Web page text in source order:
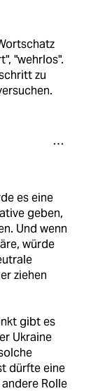
"wehrlos".
zu
es eine
geben,
Und wenn
würde
ziehen
gibt es
Ukraine
dürfte eine
Rolle